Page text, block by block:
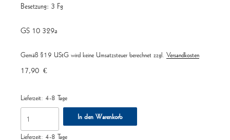
Besetzung: 3 Fg
GS 10 329a
Gemäß §19 UStG wird keine Umsatzsteuer berechnet zzgl. Versandkosten
17,90 €
Lieferzeit: 4-8 Tage
das
In den Warenkorb
Lieferzeit: 4-8 Tage